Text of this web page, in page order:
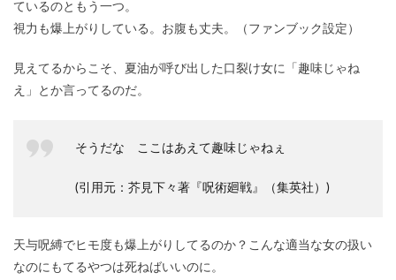
ているのともう一つ。
視力も爆上がりしている。お腹も丈夫。（ファンブック設定）
見えてるからこそ、夏油が呼び出した口裂け女に「趣味じゃね
え」とか言ってるのだ。
そうだな ここはあえて趣味じゃねぇ
(引用元：芥見下々著『呪術廻戦』（集英社）)
天与呪縛でヒモ度も爆上がりしてるのか？こんな適当な女の扱い
なのにもてるやつは死ねばいいのに。